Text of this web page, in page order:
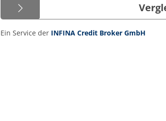
Ein Service der INFINA Credit Broker GmbH